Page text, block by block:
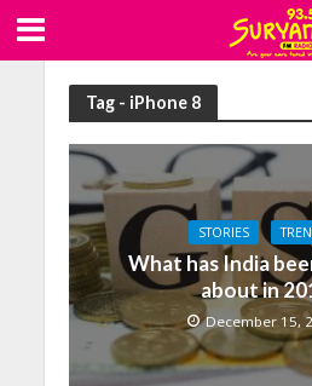
Tag - iPhone 8
STORIES
What has India
about in
December 15,